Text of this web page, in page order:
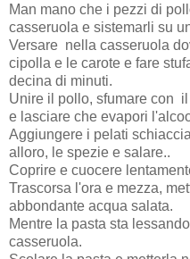
Man mano che i pezzi di
casseruola e sistemarli su
Versare nella casseruola
cipolla e le carote e fare
decina di minuti.
Unire il pollo, sfumare con
e lasciare che evapori
Aggiungere i pelati
alloro, le spezie e salare..
Coprire e cuocere
Trascorsa l'ora e mezza,
abbondante acqua salata.
Mentre la pasta sta
casseruola.